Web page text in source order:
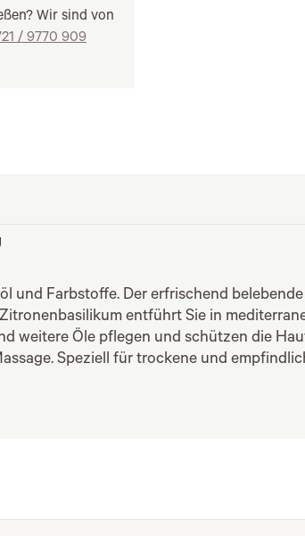
Wir sind von
/ 9770 909
und Farbstoffe. Der erfrischend
entführt Sie in
weitere Öle pflegen und schützen die
Speziell für trockene und